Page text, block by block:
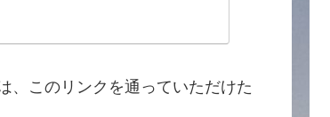
、このリンクを通っていただけた